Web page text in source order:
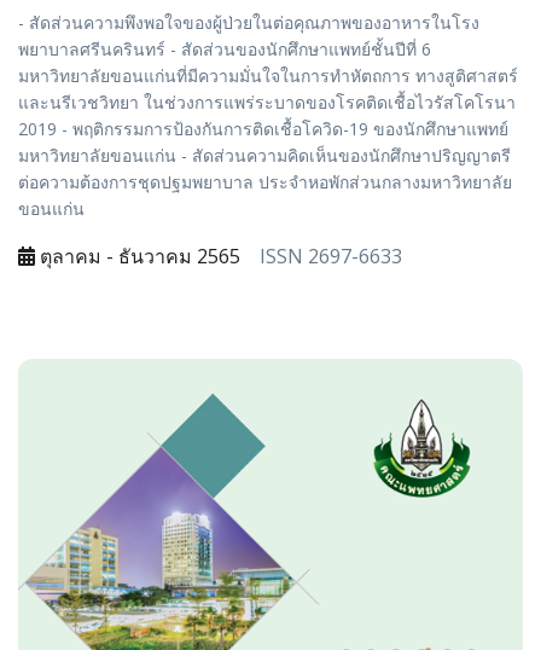
- สัดส่วนความพึงพอใจของผู้ป่วยในต่อคุณภาพของอาหารในโรง
พยาบาลศรีนครินทร์ - สัดส่วนของนักศึกษาแพทย์ชั้นปีที่ 6
มหาวิทยาลัยขอนแก่นที่มีความมั่นใจในการทำหัตถการ ทางสูติศาสตร์
และนรีเวชวิทยา ในช่วงการแพร่ระบาดของโรคติดเชื้อไวรัสโคโรนา
2019 - พฤติกรรมการป้องกันการติดเชื้อโควิด-19 ของนักศึกษาแพทย์
มหาวิทยาลัยขอนแก่น - สัดส่วนความคิดเห็นของนักศึกษาปริญญาตรี
ต่อความต้องการชุดปฐมพยาบาล ประจำหอพักส่วนกลางมหาวิทยาลัย
ขอนแก่น
ตุลาคม - ธันวาคม 2565 ISSN 2697-6633